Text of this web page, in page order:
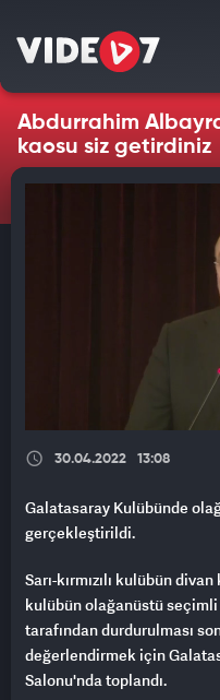
Abdurrahim
kaosu siz getirdiniz
30.04.2022 13:08
Galatasaray Kulübünde
gerçekleştirildi.
Sarı-kırmızılı kulübün
kulübün olağanüstü
tarafından durdurulması
değerlendirmek için
Salonu'nda toplandı.